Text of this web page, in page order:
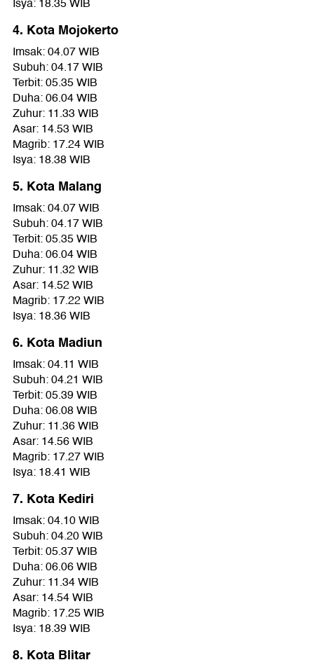
Isya: 18.35 WIB
4. Kota Mojokerto
Imsak: 04.07 WIB
Subuh: 04.17 WIB
Terbit: 05.35 WIB
Duha: 06.04 WIB
Zuhur: 11.33 WIB
Asar: 14.53 WIB
Magrib: 17.24 WIB
Isya: 18.38 WIB
5. Kota Malang
Imsak: 04.07 WIB
Subuh: 04.17 WIB
Terbit: 05.35 WIB
Duha: 06.04 WIB
Zuhur: 11.32 WIB
Asar: 14.52 WIB
Magrib: 17.22 WIB
Isya: 18.36 WIB
6. Kota Madiun
Imsak: 04.11 WIB
Subuh: 04.21 WIB
Terbit: 05.39 WIB
Duha: 06.08 WIB
Zuhur: 11.36 WIB
Asar: 14.56 WIB
Magrib: 17.27 WIB
Isya: 18.41 WIB
7. Kota Kediri
Imsak: 04.10 WIB
Subuh: 04.20 WIB
Terbit: 05.37 WIB
Duha: 06.06 WIB
Zuhur: 11.34 WIB
Asar: 14.54 WIB
Magrib: 17.25 WIB
Isya: 18.39 WIB
8. Kota Blitar